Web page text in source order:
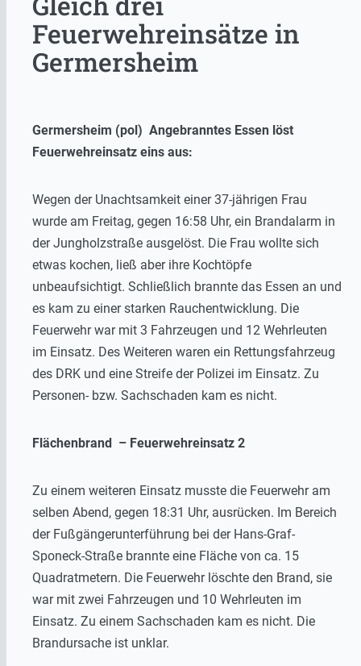
Feuerwehreinsätze in
Germersheim
Germersheim (pol) Angebranntes Essen löst
Feuerwehreinsatz eins aus:
Wegen der Unachtsamkeit einer 37-jährigen Frau
wurde am Freitag, gegen 16:58 Uhr, ein Brandalarm in
der Jungholzstraße ausgelöst. Die Frau wollte sich
etwas kochen, ließ aber ihre Kochtöpfe
unbeaufsichtigt. Schließlich brannte das Essen an und
es kam zu einer starken Rauchentwicklung. Die
Feuerwehr war mit 3 Fahrzeugen und 12 Wehrleuten
im Einsatz. Des Weiteren waren ein Rettungsfahrzeug
des DRK und eine Streife der Polizei im Einsatz. Zu
Personen- bzw. Sachschaden kam es nicht.
Flächenbrand – Feuerwehreinsatz 2
Zu einem weiteren Einsatz musste die Feuerwehr am
selben Abend, gegen 18:31 Uhr, ausrücken. Im Bereich
der Fußgängerunterführung bei der Hans-Graf-
Sponeck-Straße brannte eine Fläche von ca. 15
Quadratmetern. Die Feuerwehr löschte den Brand, sie
war mit zwei Fahrzeugen und 10 Wehrleuten im
Einsatz. Zu einem Sachschaden kam es nicht. Die
Brandursache ist unklar.